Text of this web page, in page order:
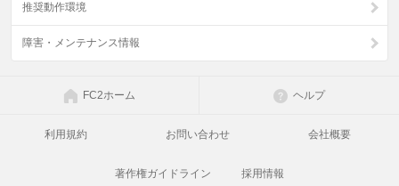
推奨動作環境
障害・メンテナンス情報
FC2ホーム ヘルプ
利用規約 お問い合わせ 会社概要
著作権ガイドライン 採用情報